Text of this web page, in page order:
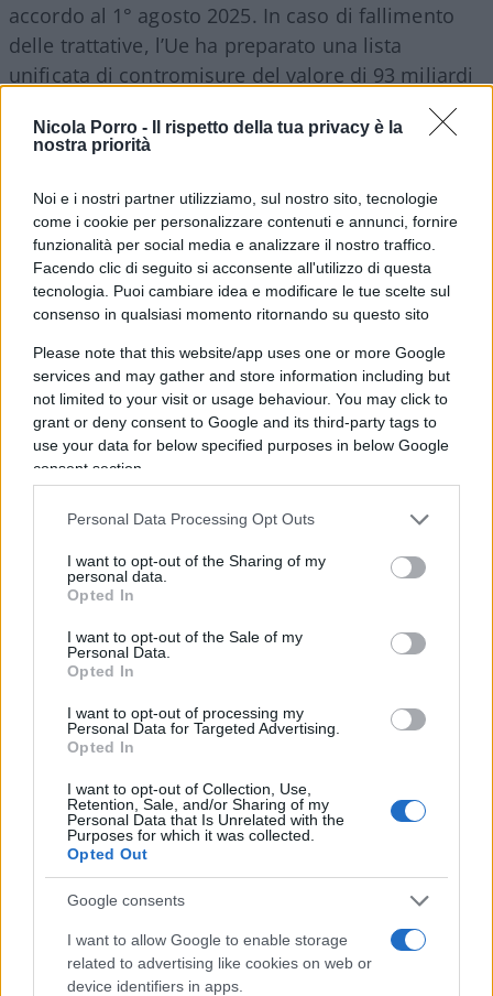
Nicola Porro -
Il rispetto della tua privacy è la
nostra priorità
Noi e i nostri partner utilizziamo, sul nostro sito, tecnologie
come i cookie per personalizzare contenuti e annunci, fornire
funzionalità per social media e analizzare il nostro traffico.
Facendo clic di seguito si acconsente all'utilizzo di questa
tecnologia. Puoi cambiare idea e modificare le tue scelte sul
consenso in qualsiasi momento ritornando su questo sito
Please note that this website/app uses one or more Google
services and may gather and store information including but
not limited to your visit or usage behaviour. You may click to
grant or deny consent to Google and its third-party tags to
use your data for below specified purposes in below Google
consent section.
Personal Data Processing Opt Outs
I want to opt-out of the Sharing of my
personal data.
Opted In
I want to opt-out of the Sale of my
Personal Data.
Opted In
I want to opt-out of processing my
Personal Data for Targeted Advertising.
Opted In
I want to opt-out of Collection, Use,
Retention, Sale, and/or Sharing of my
Personal Data that Is Unrelated with the
Purposes for which it was collected.
Opted Out
Google consents
I want to allow Google to enable storage
related to advertising like cookies on web or
device identifiers in apps.
accordo al 1° agosto 2025. In caso di fallimento
delle trattative, l’Ue ha preparato una lista
unificata di contromisure del valore di 93 miliardi
di euro, pronta ad entrare in vigore dal 7 agosto.
settori strategici
Oltre alle trattative sulle tariffe, Washington ha
esercitato pressione su Bruxelles per ottenere
vantaggi nei settori delle Big Tech e dei farmaci.
Tra le richieste americane c’èl’esclusione delle
aziende tecnologiche statunitensi da alcune
normative europeeesistenti e la semplificazione
di regolamenti specifici. Questi elementi
ricadute su decisioni e tempi delle discussioni in
Un contesto commerciale globale
complesso
Mentre le negoziazioni avanzano, il panorama
globale rimane caratterizzato da forti tensioni. Gli
commerciale con il Giappone che, oltre a
prevedere dazi ridotti al 15% sulle auto
giapponesi, coinvolge investimenti giapponesi
negli Usa per un valore di 550 miliardi di dollari.
In parallelo, l’amministrazione Trump ha
annunciato nuovi accordi con altri Paesi asiatici,
consolidando rapporti economici significativi e